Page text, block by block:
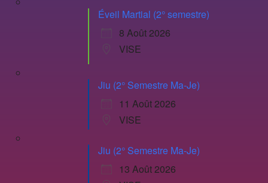
Éveil Martial (2° semestre)
8 Août 2026
VISE
Jiu (2° Semestre Ma-Je)
11 Août 2026
VISE
Jiu (2° Semestre Ma-Je)
13 Août 2026